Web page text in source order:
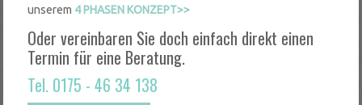
unserem 4 PHASEN KONZEPT>>
Oder vereinbaren Sie doch einfach direkt einen
Termin für eine Beratung.
Tel. 0175 - 46 34 138